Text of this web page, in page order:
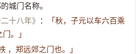
城门名称。
十八年》 ：
「秋，子元以车六百乘
。」
，郑远郊之门也。」